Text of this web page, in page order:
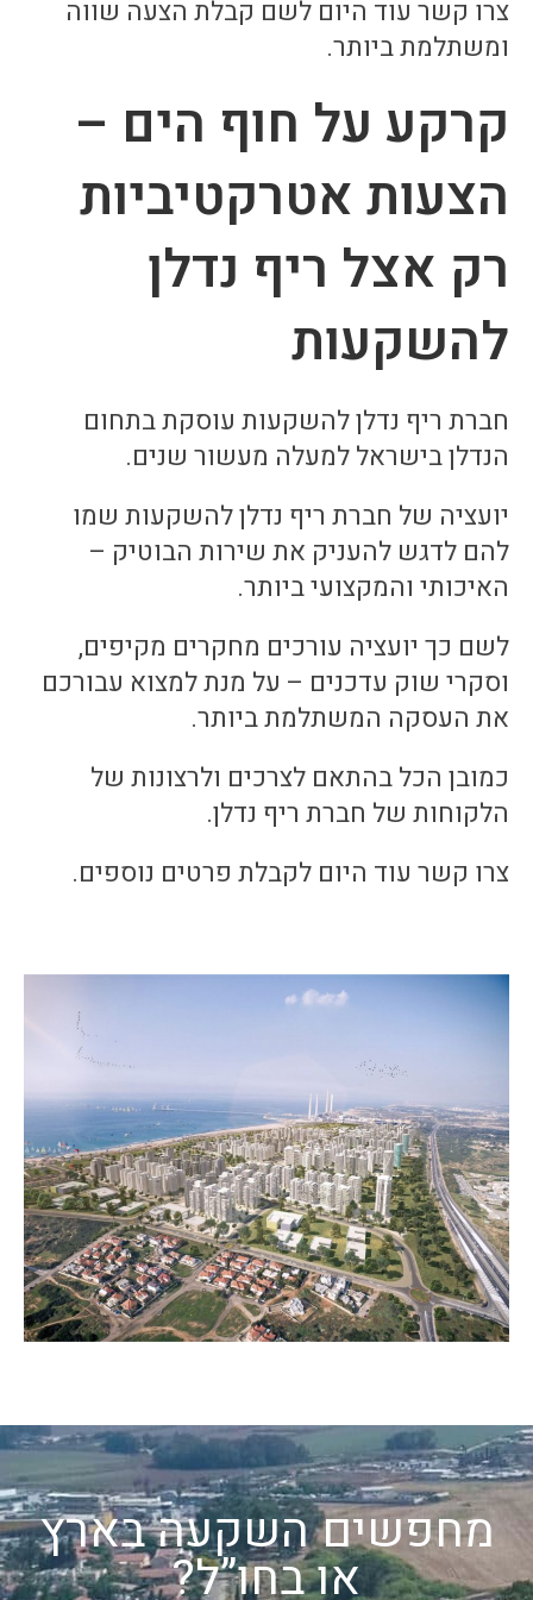
צרו קשר עוד היום לשם קבלת הצעה שווה
ומשתלמת ביותר.
קרקע על חוף הים –
הצעות אטרקטיביות
רק אצל ריף נדלן
להשקעות
חברת ריף נדלן להשקעות עוסקת בתחום
הנדלן בישראל למעלה מעשור שנים.
יועציה של חברת ריף נדלן להשקעות שמו
להם לדגש להעניק את שירות הבוטיק –
האיכותי והמקצועי ביותר.
לשם כך יועציה עורכים מחקרים מקיפים,
וסקרי שוק עדכנים – על מנת למצוא עבורכם
את העסקה המשתלמת ביותר.
כמובן הכל בהתאם לצרכים ולרצונות של
הלקוחות של חברת ריף נדלן.
צרו קשר עוד היום לקבלת פרטים נוספים.
מחפשים השקעה בארץ
או בחו”ל?